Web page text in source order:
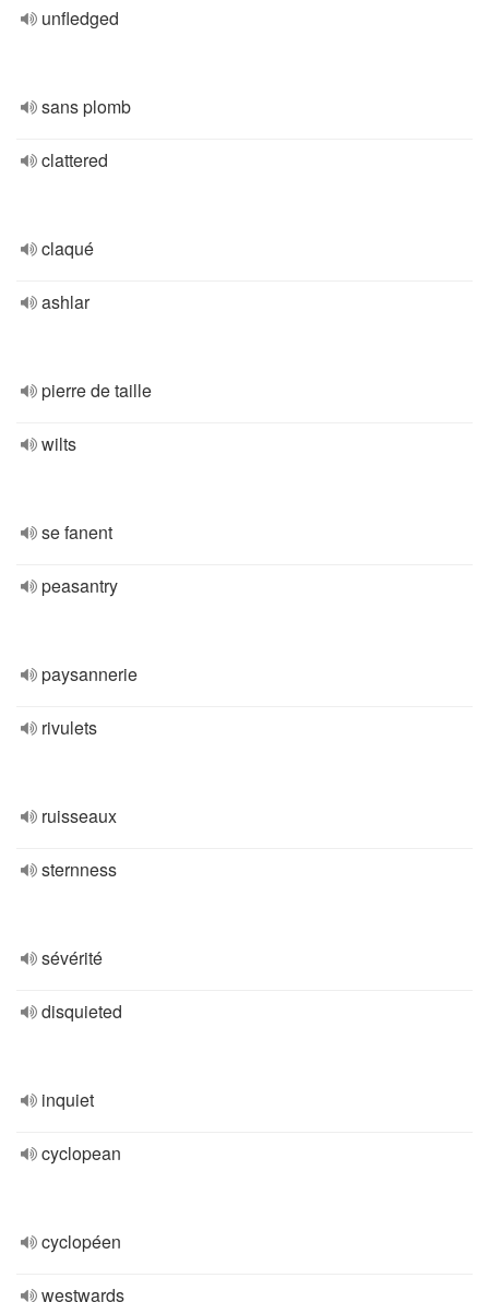
unfledged
sans plomb
clattered
claqué
ashlar
pierre de taille
wilts
se fanent
peasantry
paysannerie
rivulets
ruisseaux
sternness
sévérité
disquieted
inquiet
cyclopean
cyclopéen
westwards